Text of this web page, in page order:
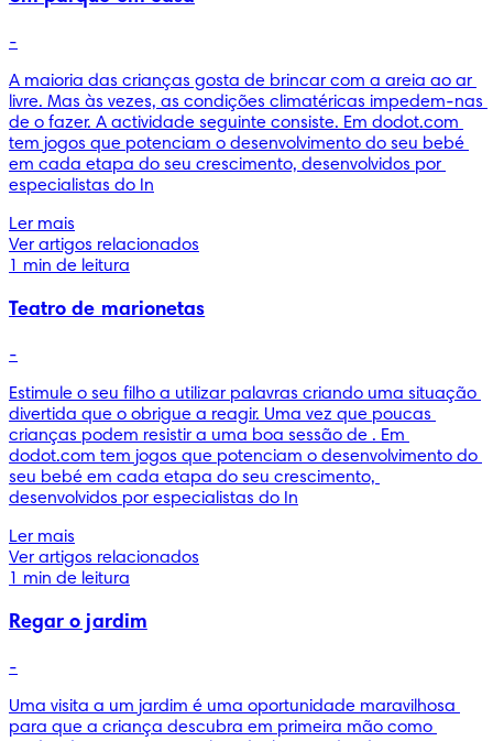
-
A maioria das crianças gosta de brincar com a areia ao ar
livre. Mas às vezes, as condições climatéricas impedem-nas
de o fazer. A actividade seguinte consiste. Em dodot.com
tem jogos que potenciam o desenvolvimento do seu bebé
em cada etapa do seu crescimento, desenvolvidos por
especialistas do In
Ler mais
Ver artigos relacionados
1 min de leitura
Teatro de marionetas
-
Estimule o seu filho a utilizar palavras criando uma situação
divertida que o obrigue a reagir. Uma vez que poucas
crianças podem resistir a uma boa sessão de . Em
dodot.com tem jogos que potenciam o desenvolvimento do
seu bebé em cada etapa do seu crescimento,
desenvolvidos por especialistas do In
Ler mais
Ver artigos relacionados
1 min de leitura
Regar o jardim
-
Uma visita a um jardim é uma oportunidade maravilhosa
para que a criança descubra em primeira mão como